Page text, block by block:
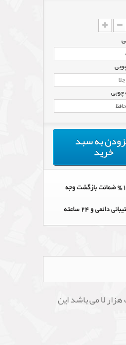
به سبد
خرید
و جوهر با مغز چوب هزار لا می باشد این